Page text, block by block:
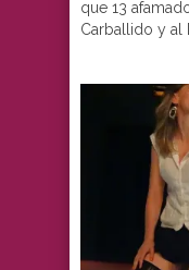
que 13
Carballido y al